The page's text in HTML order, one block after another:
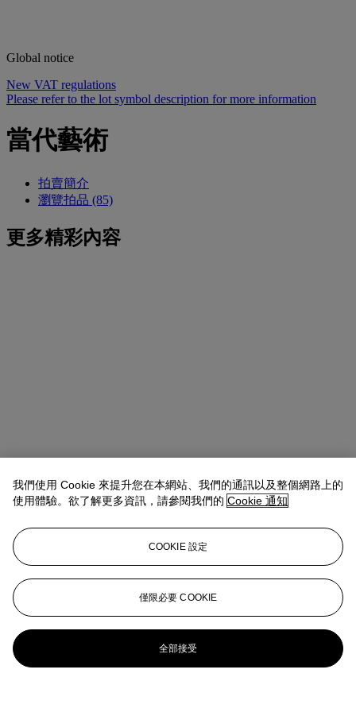
Global notice
New VAT regulations
Please refer to the lot symbol description for more information
當代藝術
拍賣簡介
瀏覽拍品 (85)
更多精彩內容
我們使用 Cookie 來提升您在本網站、我們的通訊以及整個網路上的
使用體驗。欲了解更多資訊，請參閱我們的 Cookie 通知
COOKIE 設定
僅限必要 COOKIE
全部接受